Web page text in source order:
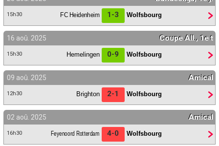
15h30 FC Heidenheim 1-3 Wolfsbourg
16 aoû. 2025 Coupe All., 1e t
15h30 Hemelingen 0-9 Wolfsbourg
09 aoû. 2025 Amical
12h30 Brighton 2-1 Wolfsbourg
02 aoû. 2025 Amical
16h30 Feyenoord Rotterdam 4-0 Wolfsbourg